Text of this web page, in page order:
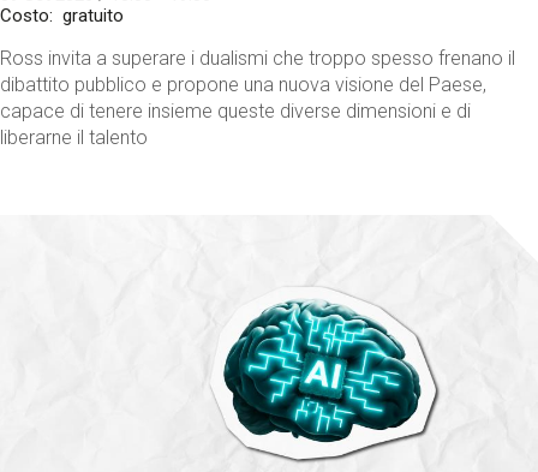
Costo
gratuito
Ross invita a superare i dualismi che troppo spesso frenano il
dibattito pubblico e propone una nuova visione del Paese,
capace di tenere insieme queste diverse dimensioni e di
liberarne il talento